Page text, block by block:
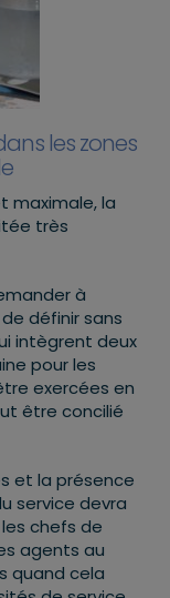
les zones
maximale, la
très
à
définir sans
intègrent deux
pour les
exercées en
être concilié
et la présence
service devra
chefs de
agents au
quand cela